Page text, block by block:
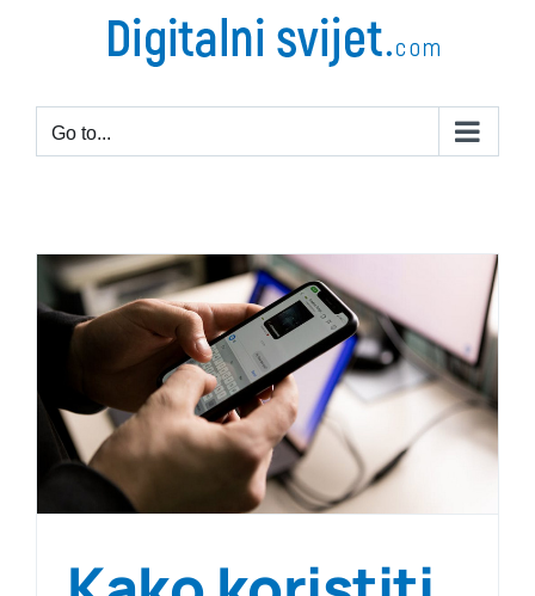
Go to...